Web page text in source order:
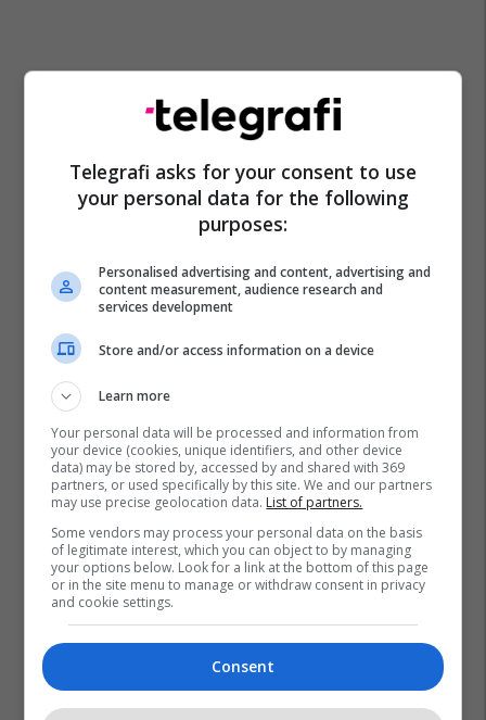
Keir Starmer
Telegrafi asks for your consent to use
your personal data for the following
purposes:
Personalised advertising and content, advertising and
content measurement, audience research and
services development
Store and/or access information on a device
Learn more
Your personal data will be processed and information from
your device (cookies, unique identifiers, and other device
data) may be stored by, accessed by and shared with 369
partners, or used specifically by this site. We and our partners
may use precise geolocation data. List of partners.
Some vendors may process your personal data on the basis
of legitimate interest, which you can object to by managing
your options below. Look for a link at the bottom of this page
or in the site menu to manage or withdraw consent in privacy
and cookie settings.
Consent